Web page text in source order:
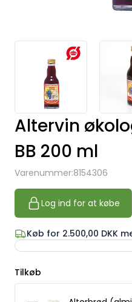
Altervin
BB 200 ml
Varenummer:8154306
Log ind for at købe
Køb for 2.500,00 DKK
Tilkøb